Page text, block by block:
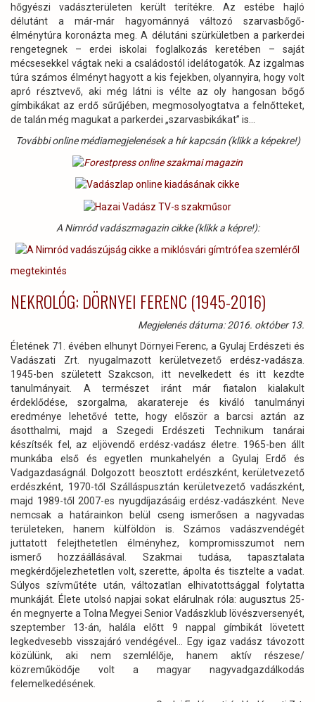
hőgyészi vadászterületen került terítékre. Az estébe hajló
délutánt a már-már hagyománnyá változó szarvasbőgő-
élménytúra koronázta meg. A délutáni szürkületben a parkerdei
rengetegnek – erdei iskolai foglalkozás keretében – saját
mécsesekkel vágtak neki a családostól idelátogatók. Az izgalmas
túra számos élményt hagyott a kis fejekben, olyannyira, hogy volt
apró résztvevő, aki még látni is vélte az oly hangosan bőgő
gímbikákat az erdő sűrűjében, megmosolyogtatva a felnőtteket,
de talán még magukat a parkerdei „szarvasbikákat” is…
További online médiamegjelenések a hír kapcsán (klikk a képekre!)
A Nimród vadászmagazin cikke (klikk a képre!):
megtekintés
NEKROLÓG: DÖRNYEI FERENC (1945-2016)
Megjelenés dátuma: 2016. október 13.
Életének 71. évében elhunyt Dörnyei Ferenc, a Gyulaj Erdészeti és
Vadászati Zrt. nyugalmazott kerületvezető erdész-vadásza.
1945-ben született Szakcson, itt nevelkedett és itt kezdte
tanulmányait. A természet iránt már fiatalon kialakult
érdeklődése, szorgalma, akaratereje és kiváló tanulmányi
eredménye lehetővé tette, hogy először a barcsi aztán az
ásotthalmi, majd a Szegedi Erdészeti Technikum tanárai
készítsék fel, az eljövendő erdész-vadász életre. 1965-ben állt
munkába első és egyetlen munkahelyén a Gyulaj Erdő és
Vadgazdaságnál. Dolgozott beosztott erdészként, kerületvezető
erdészként, 1970-től Szálláspusztán kerületvezető vadászként,
majd 1989-től 2007-es nyugdíjazásáig erdész-vadászként. Neve
nemcsak a határainkon belül cseng ismerősen a nagyvadas
területeken, hanem külföldön is. Számos vadászvendégét
juttatott felejthetetlen élményhez, kompromisszumot nem
ismerő hozzáállásával. Szakmai tudása, tapasztalata
megkérdőjelezhetetlen volt, szerette, ápolta és tisztelte a vadat.
Súlyos szívműtéte után, változatlan elhivatottsággal folytatta
munkáját. Élete utolsó napjai sokat elárulnak róla: augusztus 25-
én megnyerte a Tolna Megyei Senior Vadászklub lövészversenyét,
szeptember 13-án, halála előtt 9 nappal gímbikát lövetett
legkedvesebb visszajáró vendégével… Egy igaz vadász távozott
közülünk, aki nem szemlélője, hanem aktív részese/
közreműködője volt a magyar nagyvadgazdálkodás
felemelkedésének.